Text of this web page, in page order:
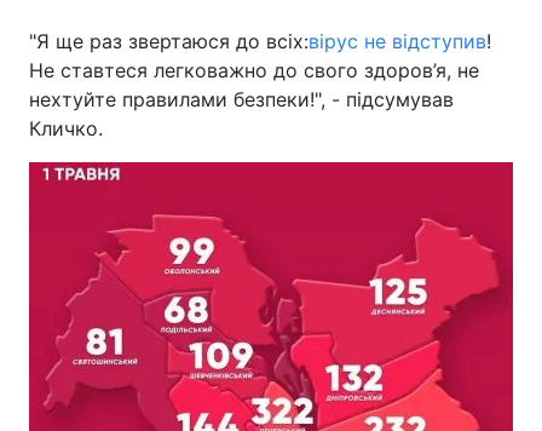
"Я ще раз звертаюся до всіх:вірус не відступив!
Не ставтеся легковажно до свого здоров’я, не
нехтуйте правилами безпеки!", - підсумував
Кличко.